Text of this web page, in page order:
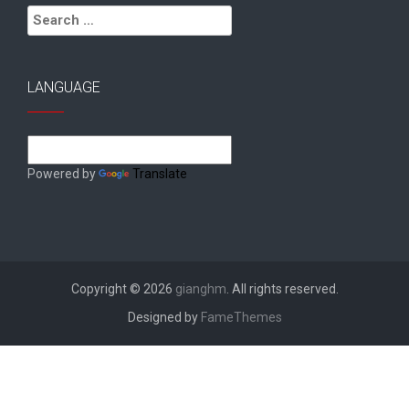
Search
for:
LANGUAGE
Powered by Translate
Copyright © 2026 gianghm . All rights reserved.
Designed by FameThemes